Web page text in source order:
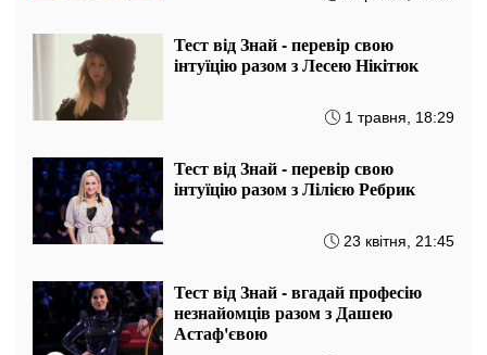
Тест від Знай - перевір свою
інтуїцію разом з Лесею Нікітюк
1 травня, 18:29
Тест від Знай - перевір свою
інтуїцію разом з Лілією Ребрик
23 квітня, 21:45
Тест від Знай - вгадай професію
незнайомців разом з Дашею
Астаф'євою